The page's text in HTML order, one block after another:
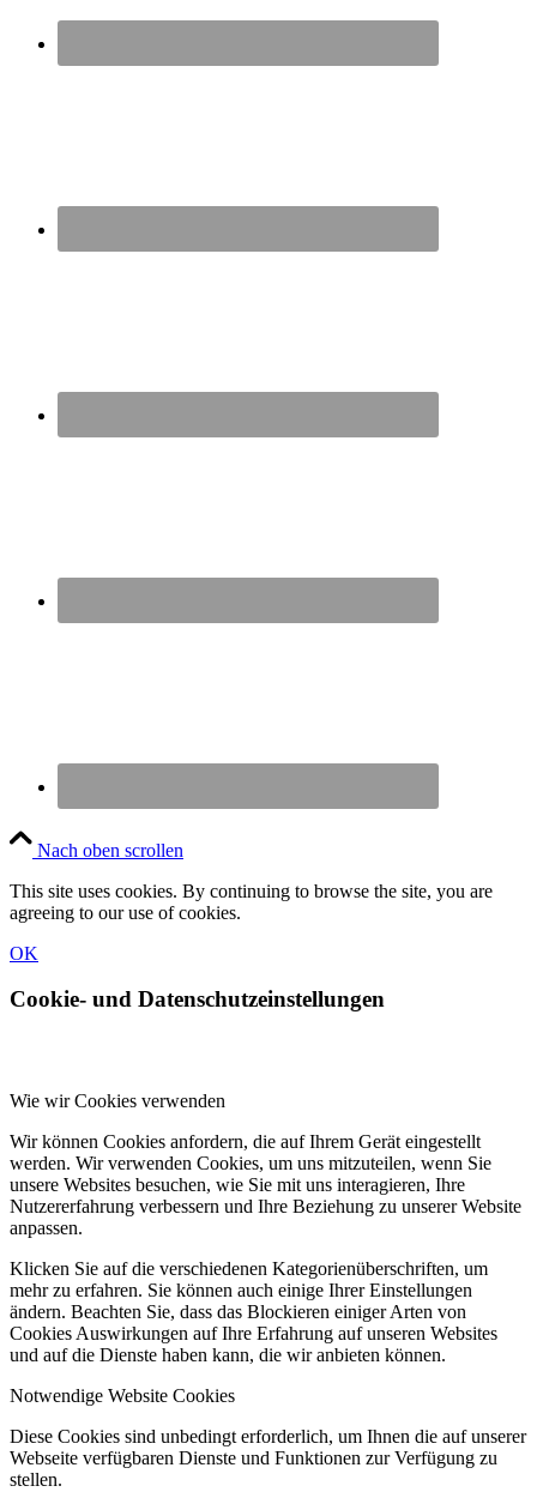
Nach oben scrollen
This site uses cookies. By continuing to browse the site, you are
agreeing to our use of cookies.
OK
Cookie- und Datenschutzeinstellungen
Wie wir Cookies verwenden
Wir können Cookies anfordern, die auf Ihrem Gerät eingestellt
werden. Wir verwenden Cookies, um uns mitzuteilen, wenn Sie
unsere Websites besuchen, wie Sie mit uns interagieren, Ihre
Nutzererfahrung verbessern und Ihre Beziehung zu unserer Website
anpassen.
Klicken Sie auf die verschiedenen Kategorienüberschriften, um
mehr zu erfahren. Sie können auch einige Ihrer Einstellungen
ändern. Beachten Sie, dass das Blockieren einiger Arten von
Cookies Auswirkungen auf Ihre Erfahrung auf unseren Websites
und auf die Dienste haben kann, die wir anbieten können.
Notwendige Website Cookies
Diese Cookies sind unbedingt erforderlich, um Ihnen die auf unserer
Webseite verfügbaren Dienste und Funktionen zur Verfügung zu
stellen.